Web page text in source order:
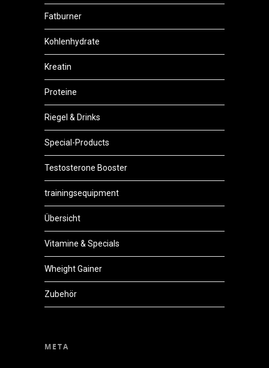
Fatburner
Kohlenhydrate
Kreatin
Proteine
Riegel & Drinks
Special-Products
Testosterone Booster
trainingsequipment
Übersicht
Vitamine & Specials
Wheight Gainer
Zubehör
META